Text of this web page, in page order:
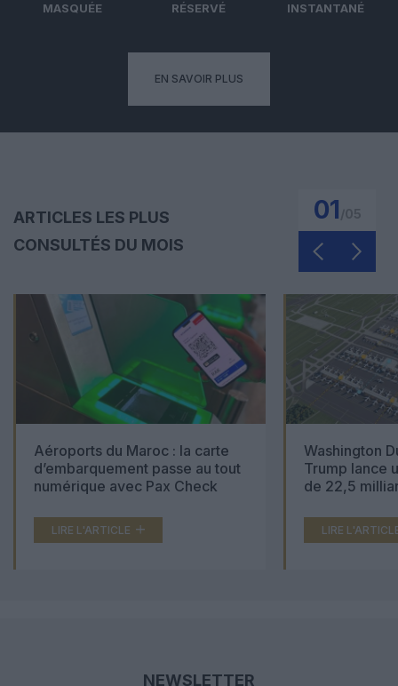
MASQUÉE
RÉSERVÉ
INSTANTANÉ
EN SAVOIR PLUS
ARTICLES LES PLUS
CONSULTÉS DU MOIS
01
Aéroports du Maroc : la carte
d’embarquement passe au tout
numérique avec Pax Check
LIRE L'ARTICLE
Washington
Trump lance
de 22,5
LIRE
NEWSLETTER